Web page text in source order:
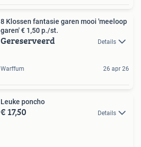
8 Klossen fantasie garen mooi 'meeloop
garen' € 1,50 p./st.
Gereserveerd Details
Warffum 26 apr 26
Leuke poncho
€ 17,50 Details